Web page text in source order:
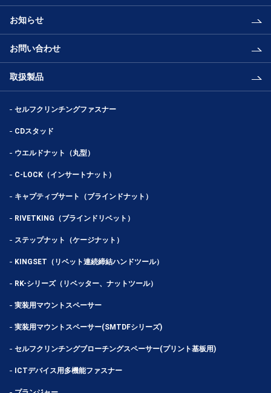
お知らせ
お問い合わせ
取扱製品
セルフクリンチングファスナー
CDスタッド
ウエルドナット（丸型）
C-LOCK（インサートナット）
キャプティブサート（ブラインドナット）
RIVETKING（ブラインドリベット）
ステップナット（ケージナット）
KINGSET（リベット連続締結ハンドツール）
RK-シリーズ（リベッター、ナットツール）
実装用マウントスペーサー
実装用マウントスペーサー(SMTDFシリーズ)
セルフクリンチングブローチングスペーサー(プリント基板用)
ICTデバイス用多機能ファスナー